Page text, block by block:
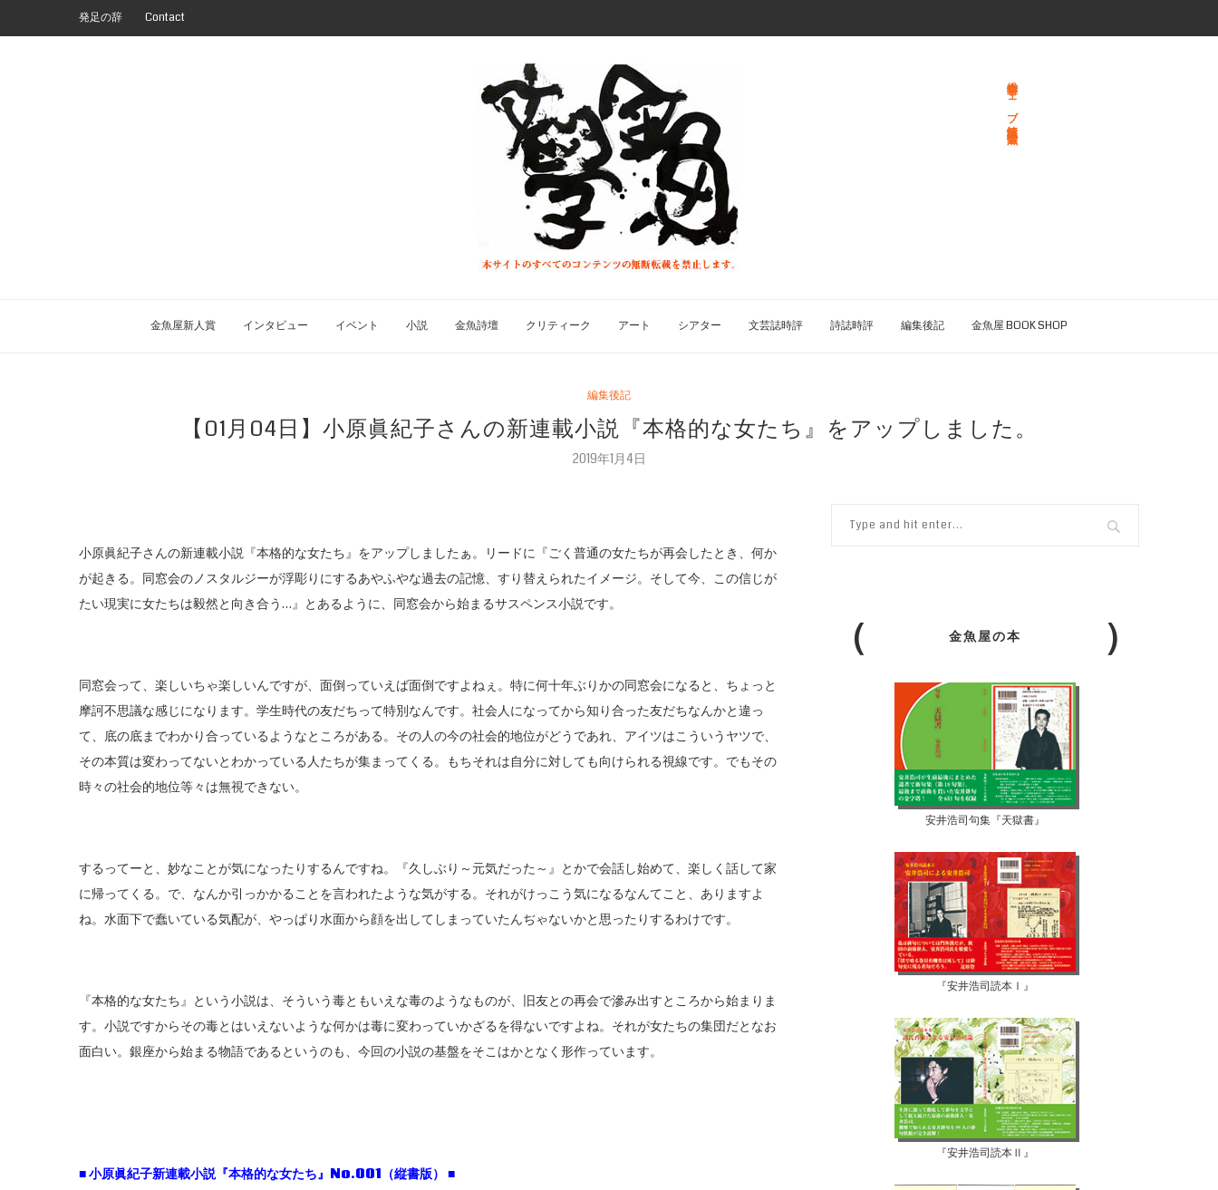
発足の辞 Contact
総合文学ウェブ情報誌 文学金魚
金魚屋新人賞 インタビュー イベント 小説 金魚詩壇 クリティーク アート シアター 文芸誌時評 詩誌時評 編集後記 金魚屋 BOOK SHOP
編集後記
【01月04日】小原眞紀子さんの新連載小説『本格的な女たち』をアップしました。
2019年1月4日
小原眞紀子さんの新連載小説『本格的な女たち』をアップしましたぁ。リードに『ごく普通の女たちが再会したとき、何か
が起きる。同窓会のノスタルジーが浮彫りにするあやふやな過去の記憶、すり替えられたイメージ。そして今、この信じが
たい現実に女たちは毅然と向き合う…』とあるように、同窓会から始まるサスペンス小説です。
同窓会って、楽しいちゃ楽しいんですが、面倒っていえば面倒ですよねぇ。特に何十年ぶりかの同窓会になると、ちょっと
摩訶不思議な感じになります。学生時代の友だちって特別なんです。社会人になってから知り合った友だちなんかと違っ
て、底の底までわかり合っているようなところがある。その人の今の社会的地位がどうであれ、アイツはこういうヤツで、
その本質は変わってないとわかっている人たちが集まってくる。もちそれは自分に対しても向けられる視線です。でもその
時々の社会的地位等々は無視できない。
するってーと、妙なことが気になったりするんですね。『久しぶり～元気だった～』とかで会話し始めて、楽しく話して家
に帰ってくる。で、なんか引っかかることを言われたような気がする。それがけっこう気になるなんてこと、ありますよ
ね。水面下で蠢いている気配が、やっぱり水面から顔を出してしまっていたんぢゃないかと思ったりするわけです。
『本格的な女たち』という小説は、そういう毒ともいえな毒のようなものが、旧友との再会で滲み出すところから始まりま
す。小説ですからその毒とはいえないような何かは毒に変わっていかざるを得ないですよね。それが女たちの集団だとなお
面白い。銀座から始まる物語であるというのも、今回の小説の基盤をそこはかとなく形作っています。
■小原眞紀子新連載小説『本格的な女たち』No.001 （縦書版） ■
金魚屋の本
安井浩司句集『天獄書』
『安井浩司読本Ⅰ』
『安井浩司読本Ⅱ』